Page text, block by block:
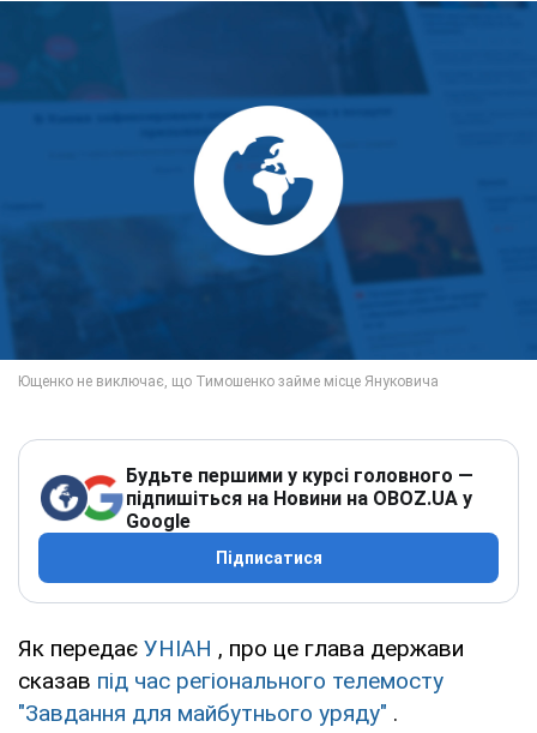
Будьте першими у курсі головного —
підпишіться на Новини на OBOZ.UA у
Google
Підписатися
Як передає УНІАН , про це глава держави
сказав під час регіонального телемосту
"Завдання для майбутнього уряду" .